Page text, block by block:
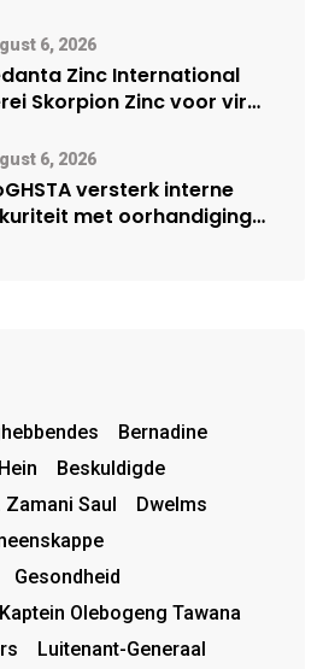
6, 2026
Zinc International
Skorpion Zinc voor vir
6, 2026
versterk interne
met oorhandiging
Bernadine
Beskuldigde
Zamani Saul
Dwelms
Gesondheid
Kaptein Olebogeng Tawana
Luitenant-Generaal